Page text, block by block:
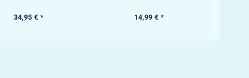
34,95 € * 14,99 € *